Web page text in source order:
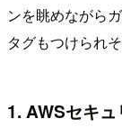
ンを眺めながら
タグもつけられ
1. AWSセキ